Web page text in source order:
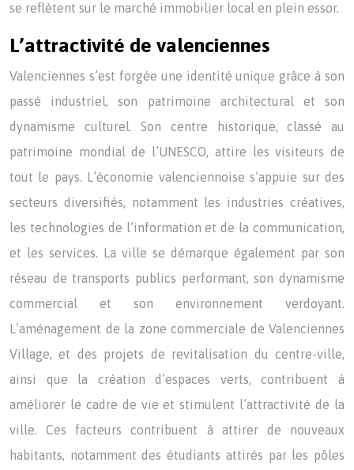
se reflètent sur le marché immobilier local en plein essor.
L’attractivité de valenciennes
Valenciennes s’est forgée une identité unique grâce à son
passé industriel, son patrimoine architectural et son
dynamisme culturel. Son centre historique, classé au
patrimoine mondial de l’UNESCO, attire les visiteurs de
tout le pays. L’économie valenciennoise s’appuie sur des
secteurs diversifiés, notamment les industries créatives,
les technologies de l’information et de la communication,
et les services. La ville se démarque également par son
réseau de transports publics performant, son dynamisme
commercial et son environnement verdoyant.
L’aménagement de la zone commerciale de Valenciennes
Village, et des projets de revitalisation du centre-ville,
ainsi que la création d’espaces verts, contribuent à
améliorer le cadre de vie et stimulent l’attractivité de la
ville. Ces facteurs contribuent à attirer de nouveaux
habitants, notamment des étudiants attirés par les pôles